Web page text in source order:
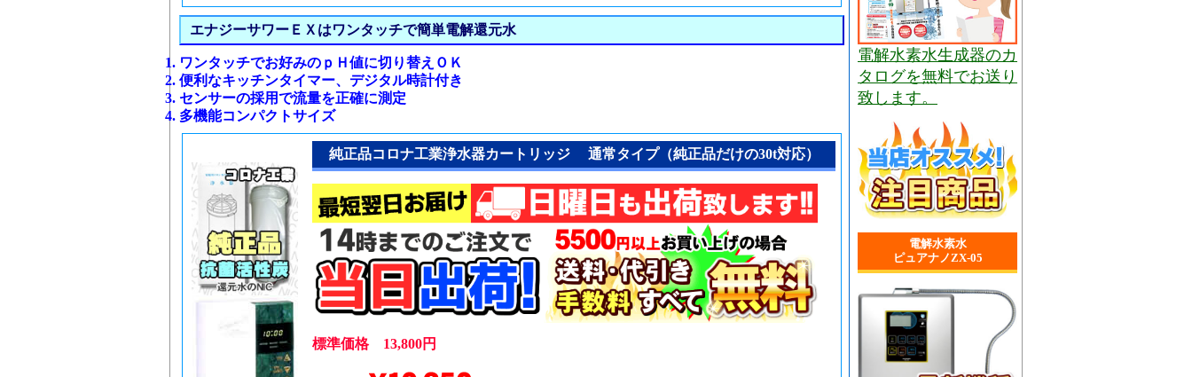
エナジーサワーＥＸはワンタッチで簡単電解還元水
ワンタッチでお好みのｐＨ値に切り替えＯＫ
便利なキッチンタイマー、デジタル時計付き
センサーの採用で流量を正確に測定
多機能コンパクトサイズ
純正品コロナ工業浄水器カートリッジ 通常タイプ（純正品だけの30t対応）
標準価格 13,800円
電解水素水生成器のカ
タログを無料でお送り
致します。
電解水素水
ピュアナノZX-05